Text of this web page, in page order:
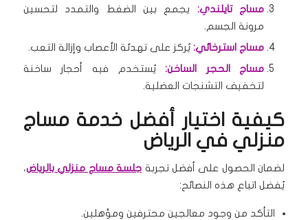
مساج تايلندي: يجمع بين الضغط والتمدد لتحسين
مرونة الجسم.
مساج استرخائي:يُركز على تهدئة الأعصاب وإزالة التعب.
مساج الحجر الساخن:يُستخدم فيه أحجار ساخنة
لتخفيف التشنجات العضلية.
كيفية اختيار أفضل خدمة مساج
منزلي في الرياض
لضمان الحصول على أفضل تجربة جلسة مساج منزلي بالرياض،
يُفضل اتباع هذه النصائح:
التأكد من وجود معالجين محترفين ومؤهلين.